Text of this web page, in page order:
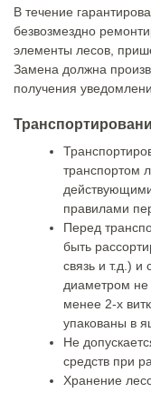
В течение
безвозмездно
элементы лесов,
Замена должна
получения
транспортом
правилами
Перед
быть
связь и т.д.) и
диаметром не
менее 2-х
упакованы в
Не
средств при
Хранение